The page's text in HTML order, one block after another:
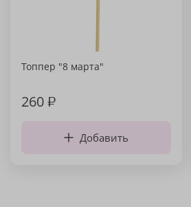
Топпер "8 марта"
260₽
Добавить